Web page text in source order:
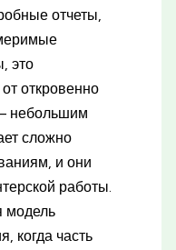
отчеты,
это
откровенно
небольшим
сложно
и они
работы.
модель
когда часть